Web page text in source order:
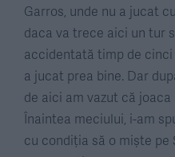
Garros, unde nu a jucat
daca va trece aici un tur
accidentată timp de
a jucat prea bine. Dar
de aici am vazut că
Înaintea meciului, i-am
cu condiția să o miște pe